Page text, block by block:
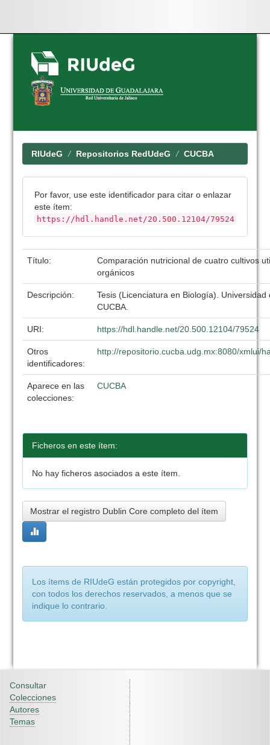
Skip
navigation
RIUdeG Repositorios RedUdeG CUCBA
Por favor, use este identificador para citar o enlazar
este ítem:
https://hdl.handle.net/20.500.12104/79524
Título:
Comparación nutricional de cuatro cultivos
orgánicos
Descripción:
Tesis (Licenciatura en Biología). Universidad
CUCBA.
URI: https://hdl.handle.net/20.500.12104/79524
Otros
identificadores:
http://repositorio.cucba.udg.mx:8080/xmlui/
Aparece en las
colecciones:
CUCBA
Ficheros en este ítem:
No hay ficheros asociados a este ítem.
Mostrar el registro Dublin Core completo del ítem
Los ítems de RIUdeG están protegidos por copyright,
con todos los derechos reservados, a menos que se
indique lo contrario.
Consultar
Colecciones
Autores
Temas